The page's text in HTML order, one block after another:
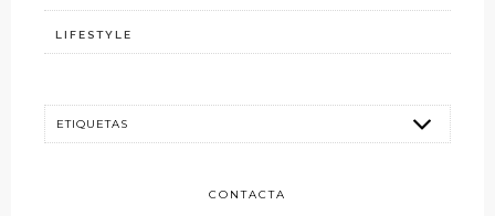
LIFESTYLE
CONTACTA